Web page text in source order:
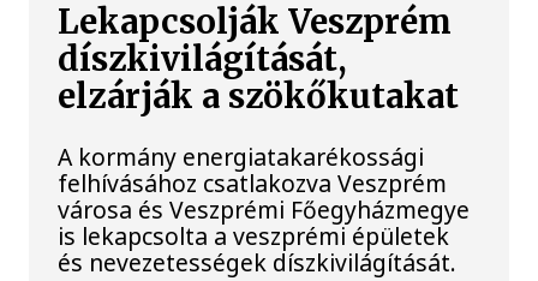
Lekapcsolják Veszprém
díszkivilágítását,
elzárják a szökőkutakat
A kormány energiatakarékossági
felhívásához csatlakozva Veszprém
városa és Veszprémi Főegyházmegye
is lekapcsolta a veszprémi épületek
és nevezetességek díszkivilágítását.